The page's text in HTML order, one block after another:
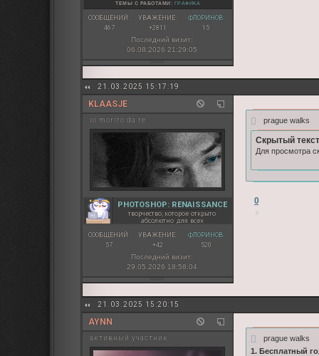
ТЕМЫ С РАБОТАМИ: ГРАФИКА
СООБЩЕНИЙ:
467
УВАЖЕНИЕ:
+2811
ФЛОРИНОВ:
15
Последний визит:
06.08.2026 21:29:05
21.03.2025 15:17:19
KLAASJE
io morirò da re
PHOTOSHOP: RENAISSANCE
творчество, которое открыто
абсолютно для всех
СООБЩЕНИЙ:
57
УВАЖЕНИЕ:
+42
ФЛОРИНОВ:
520
Последний визит:
29.05.2026 18:58:04
prague walks
Скрытый
Для просмотра
0
21.03.2025 15:20:15
AYNN
активный участник
prague walks
1. Бесплатный